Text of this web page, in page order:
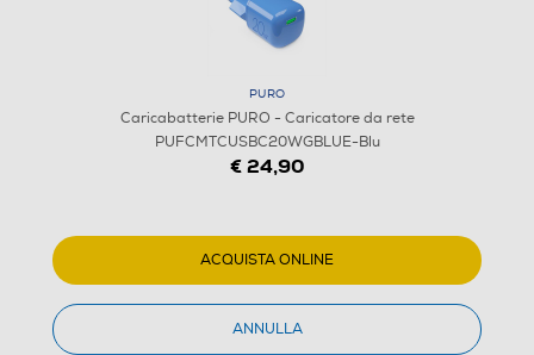
PURO - Caricatore da rete
PUFCMTCUSBC20WGBLUE-Blu
PURO
Caricabatterie PURO - Caricatore da rete
PUFCMTCUSBC20WGBLUE-Blu
€ 24,90
ACQUISTA ONLINE
ANNULLA